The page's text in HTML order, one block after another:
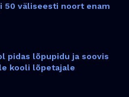
50 väliseesti noort enam
pidas lõpupidu ja soovis
kooli lõpetajale